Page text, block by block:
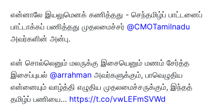
என்னாலே இயலுமெனக் கணித்தது - செந்தமிழ்ப் பாட்டனைப்
பாட்டாக்கப் பணித்தது முதலமைச்சர் @CMOTamilnadu
அவர்களின் அன்பு.
என் சொல்லெனும் மலருக்கு இசையெனும் மணம் சேர்த்த
இசைப்புயல் @arrahmanஅவர்களுக்கும், பாவெழுதிய
என்னையும் வாழ்த்தி எழுதிய முதலமைச்சருக்கும், இந்தத்
தமிழ்ப் பணியை… https://t.co/vwLEFmSVWd